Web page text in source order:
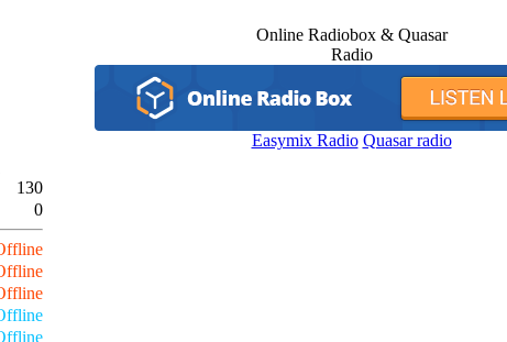
130
0
Online Radiobox & Quasar
Radio
Easymix Radio Quasar radio